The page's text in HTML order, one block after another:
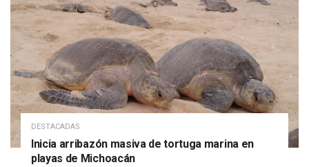
DESTACADAS
Inicia arribazón masiva de tortuga marina en
playas de Michoacán